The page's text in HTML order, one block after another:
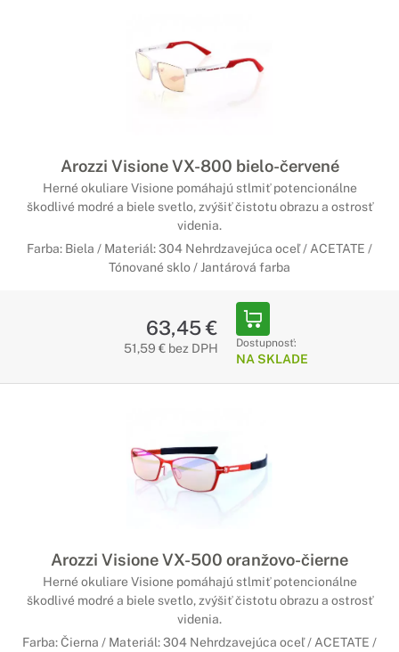
Arozzi Visione VX-800 bielo-červené
Herné okuliare Visione pomáhajú stlmiť potencionálne
škodlivé modré a biele svetlo, zvýšiť čistotu obrazu a ostrosť
videnia.
Farba: Biela / Materiál: 304 Nehrdzavejúca oceľ / ACETATE /
Tónované sklo / Jantárová farba
63,45 €
51,59 € bez DPH Dostupnosť:
NA SKLADE
Arozzi Visione VX-500 oranžovo-čierne
Herné okuliare Visione pomáhajú stlmiť potencionálne
škodlivé modré a biele svetlo, zvýšiť čistotu obrazu a ostrosť
videnia.
Farba: Čierna / Materiál: 304 Nehrdzavejúca oceľ / ACETATE /